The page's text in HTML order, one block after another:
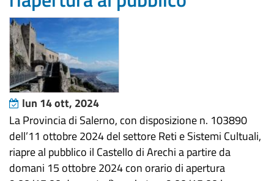
lun 14 ott, 2024
La Provincia di Salerno, con disposizione n. 103890
dell’11 ottobre 2024 del settore Reti e Sistemi Cultuali,
riapre al pubblico il Castello di Arechi a partire da
domani 15 ottobre 2024 con orario di apertura